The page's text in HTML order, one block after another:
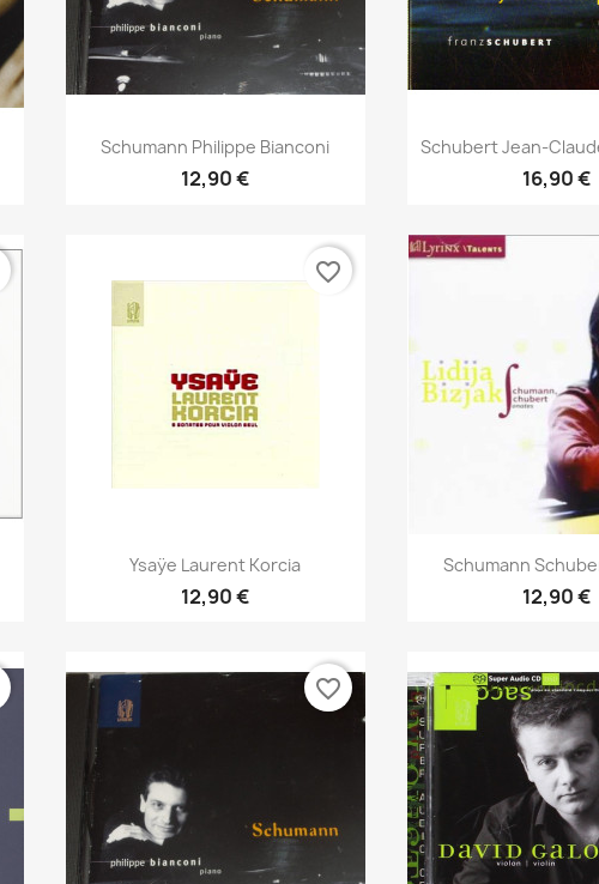
Aperçu rapide
Schumann Philippe Bianconi
12,90 €
Aperçu
Schubert Jean-
16,90 €
Aperçu rapide
Ysaÿe Laurent Korcia
12,90 €
favorite_border
Aperçu
Schumann
12,90 €
favorite_border